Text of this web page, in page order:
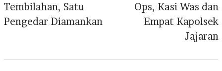
Tembilahan, Satu
Pengedar Diamankan
Ops, Kasi Was dan
Empat Kapolsek
Jajaran